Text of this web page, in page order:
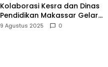
Kolaborasi Kesra dan Dinas
Pendidikan Makassar Gelar
Expo Hifdzi Qur’an untuk Pelajar
9 Agustus 2025 0